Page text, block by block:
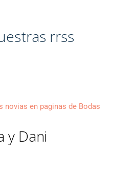
rrss
novias en paginas de Bodas
y Dani